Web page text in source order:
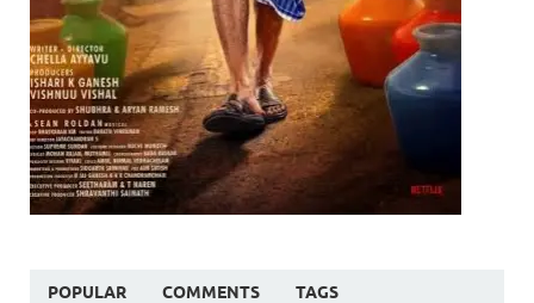
POPULAR COMMENTS TAGS